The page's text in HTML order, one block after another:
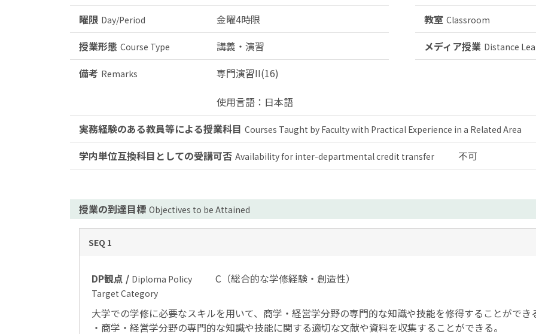
曜限 Day/Period 金曜4時限 教室 Classroom
授業形態 Course Type 講義・演習 メディア授業 Distance
備考 Remarks
専門演習II(16)
使用言語：日本語
実務経験のある教員等による授業科目 Courses Taught by Faculty with Practical Experience in a Related Area
学内単位互換科目としての受講可否 Availability for inter-departmental credit transfer 不可
授業の到達目標 Objectives to be Attained
SEQ 1
DP観点 / Diploma Policy
Target Category
C（総合的な学修経験・創造性）
大学での学修に必要なスキルを用いて、商学・経営学分野の専門的な知識や技能を修得することができ
・商学・経営学分野の専門的な知識や技能に関する適切な文献や資料を収集することができる。